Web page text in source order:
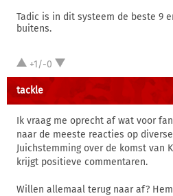
Tadic is in dit systeem de beste 9
buitens.
+1/-0
tackle
Ik vraag me oprecht af wat voor
naar de meeste reacties op
Juichstemming over de komst van
krijgt positieve commentaren.
Willen allemaal terug naar af?